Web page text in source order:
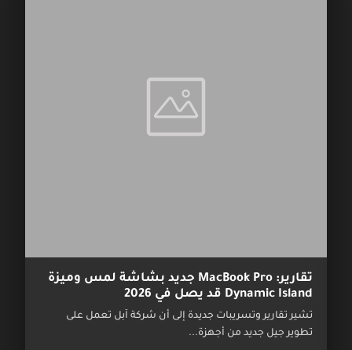
تقارير: MacBook Pro جديد بشاشة لمس وميزة
Dynamic Island قد يصل في 2026
تشير تقارير وتسريبات جديدة إلى أن شركة آبل تعمل على
تطوير جيل جديد من أجهزة...